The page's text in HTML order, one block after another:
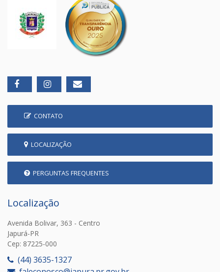
CONTATO
LOCALIZAÇÃO
PERGUNTAS FREQUENTES
Localização
Avenida Bolivar, 363 - Centro
Japurá-PR
Cep: 87225-000
(44) 3635-1327